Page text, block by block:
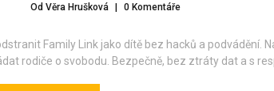
Od Věra Hrušková | 0 Komentáře
Family Link jako dítě bez hacků a podvádění.
rodiče o svobodu. Bezpečně, bez ztráty dat a s